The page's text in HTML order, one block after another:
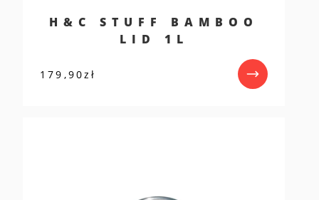
H&C STUFF BAMBOO
LID 1L
179,90zł